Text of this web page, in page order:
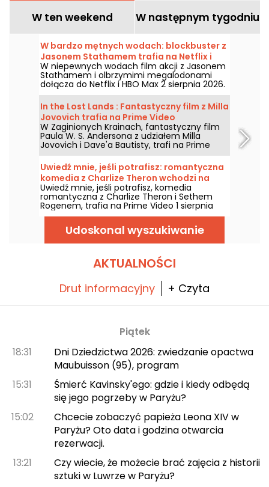
W ten weekend W następnym tygodniu
W bardzo mętnych wodach: blockbuster z
Jasonem Stathamem trafia na Netflix i
HBO Max
W niepewnych wodach film akcji z Jasonem
Stathamem i olbrzymimi megalodonami
dołącza do Netflix i HBO Max 2 sierpnia 2026.
In the Lost Lands : Fantastyczny film z Milla
Jovovich trafia na Prime Video
W Zaginionych Krainach, fantastyczny film
Paula W. S. Andersona z udziałem Milla
Jovovich i Dave'a Bautisty, trafi na Prime
Video 7 sierpnia 2026 roku.
Uwiedź mnie, jeśli potrafisz: romantyczna
komedia z Charlize Theron wchodzi na
Prime Video
Uwiedź mnie, jeśli potrafisz, komedia
romantyczna z Charlize Theron i Sethem
Rogenem, trafia na Prime Video 1 sierpnia
2026 roku.
Udoskonal wyszukiwanie
AKTUALNOŚCI
Drut informacyjny + Czyta
Piątek
18:31
Dni Dziedzictwa 2026: zwiedzanie opactwa
Maubuisson (95), program
15:31
Śmierć Kavinsky'ego: gdzie i kiedy odbędą
się jego pogrzeby w Paryżu?
15:02
Chcecie zobaczyć papieża Leona XIV w
Paryżu? Oto data i godzina otwarcia
rezerwacji.
13:21
Czy wiecie, że możecie brać zajęcia z historii
sztuki w Luwrze w Paryżu?